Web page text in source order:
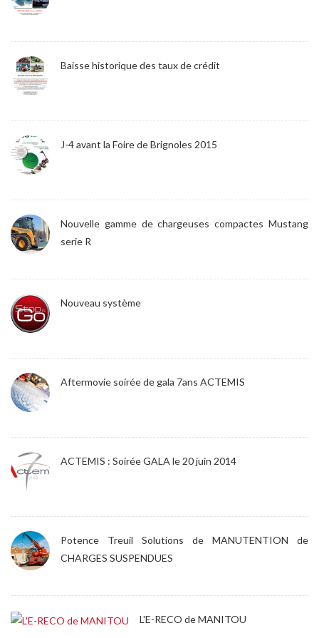
Baisse historique des taux de crédit
J-4 avant la Foire de Brignoles 2015
Nouvelle gamme de chargeuses compactes Mustang
serie R
Nouveau système
Aftermovie soirée de gala 7ans ACTEMIS
ACTEMIS : Soirée GALA le 20 juin 2014
Potence Treuil Solutions de MANUTENTION de
CHARGES SUSPENDUES
L'E-RECO de MANITOU